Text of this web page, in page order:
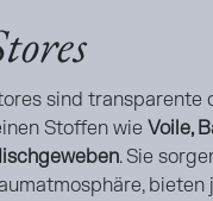
sind transparente
Stoffen wie Voile,
. Sie